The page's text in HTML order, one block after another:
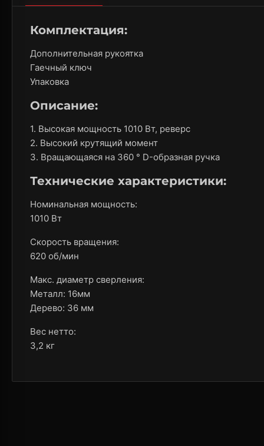
Комплектация:
Дополнительная рукоятка
Гаечный ключ
Упаковка
Описание:
1. Высокая мощность 1010 Вт, реверс
2. Высокий крутящий момент
3. Вращающаяся на 360 ° D-образная ручка
Технические характеристики:
Номинальная мощность:
1010 Вт
Скорость вращения:
620 об/мин
Макс. диаметр сверления:
Металл: 16мм
Дерево: 36 мм
Вес нетто:
3,2 кг